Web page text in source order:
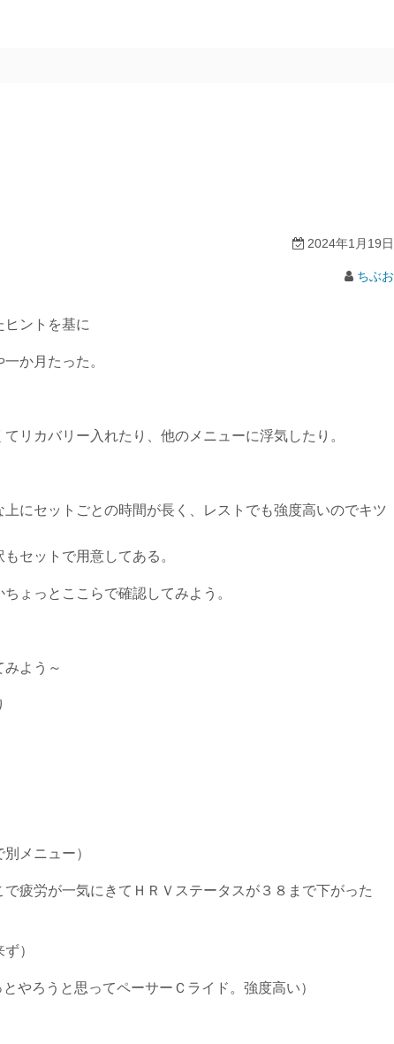
2024年1月19日
ちぶお
ントを基に
か月たった。
リカバリー入れたり、他のメニューに浮気したり。
にセットごとの時間が長く、レストでも強度高いのでキツ
セットで用意してある。
ょっとここらで確認してみよう。
よう～
メニュー）
で疲労が一気にきてＨＲＶステータスが３８まで下がった
）
ろうと思ってペーサーＣライド。強度高い）